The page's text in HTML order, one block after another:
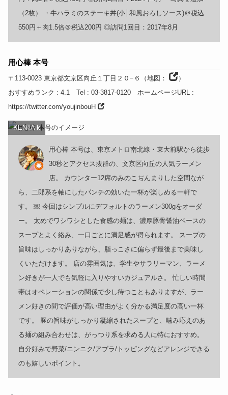
（2枚） ・牛ハラミのステーキ丼(小│和風おろしソース)＠税込
550円＋肉1.5倍＠税込200円 ◎訪問1回目：2017年8月
用心棒 本号
〒113-0023 東京都文京区向丘１丁目２０−６ （地図：
）
おすすめランク : 4.1 Tel : 03-3817-0120 ホームページURL:
https://twitter.com/youjinbouH
KENTA k
用心棒 本号は、東京メトロ南北線・東大前駅から徒歩
30秒とアクセス抜群の、文京区向丘の人気ラーメン
店。 カウンター12席のみのこぢんまりした空間なが
ら、二郎系を軸にしたパンチの効いた一杯が楽しめる一軒で
す。 ￼ 今回はシンプルにデフォルトのラーメン300gをオーダ
ー。 太めでワシワシとした食感の麺は、濃厚豚骨醤油ベースの
スープとよく絡み、一口ごとに満足感が得られます。 スープの
旨味はしっかりありながら、脂っこさに偏らず最後まで美味し
くいただけます。 店の雰囲気は、学生やサラリーマン、ラーメ
ン好きが一人でも気軽に入りやすいカジュアルさ。 忙しい時間
帯はオペレーションの関係で少し待つこともありますが、ラー
メン好きの間で評価が高い理由がよく分かる満足度の高い一杯
です。 豚の旨味がしっかり凝縮されたスープと、噛み応えのあ
る麺の組み合わせは、がっつり系を求める人に特におすすめ。
自分好みで野菜/ニンニク/アブラ/トッピングなどアレンジできる
のも嬉しいポイント。